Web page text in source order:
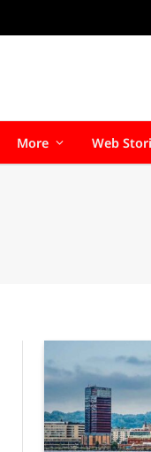
More Web